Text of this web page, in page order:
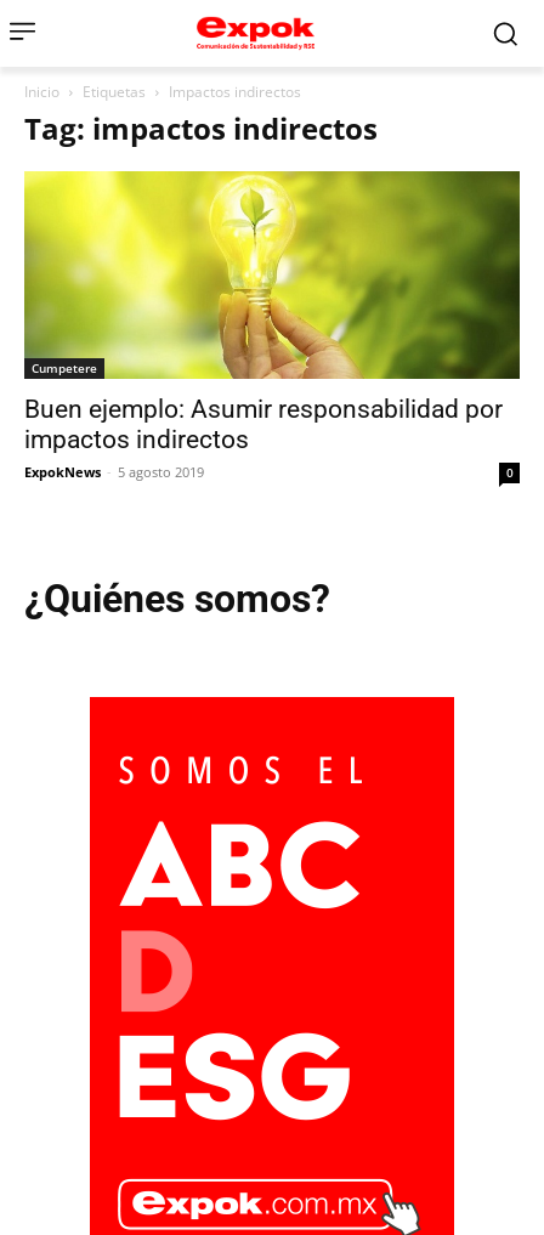
Inicio Etiquetas Impactos indirectos
Tag: impactos indirectos
Cumpetere
Buen ejemplo: Asumir responsabilidad por
impactos indirectos
ExpokNews - 5 agosto 2019 0
¿Quiénes somos?